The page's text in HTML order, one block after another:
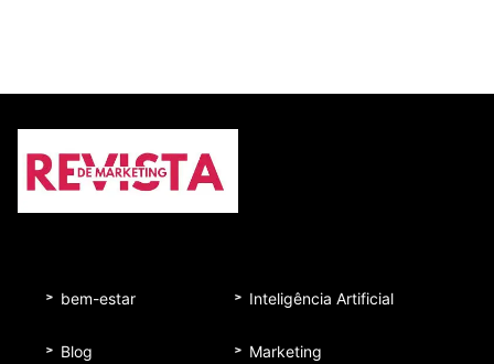
bem-estar
Blog
Inteligência Artificial
Marketing